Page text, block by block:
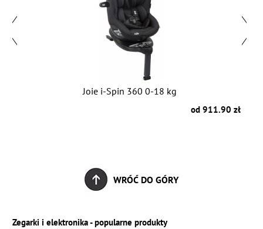
Joie i-Spin 360 0-18 kg
od 911.90 zł
WRÓĆ DO GÓRY
Zegarki i elektronika - popularne produkty